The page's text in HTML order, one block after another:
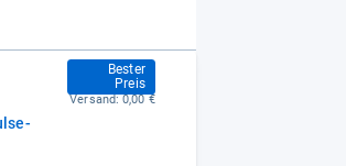
Bester
Preis
63,31 €
Versand:0,00 €